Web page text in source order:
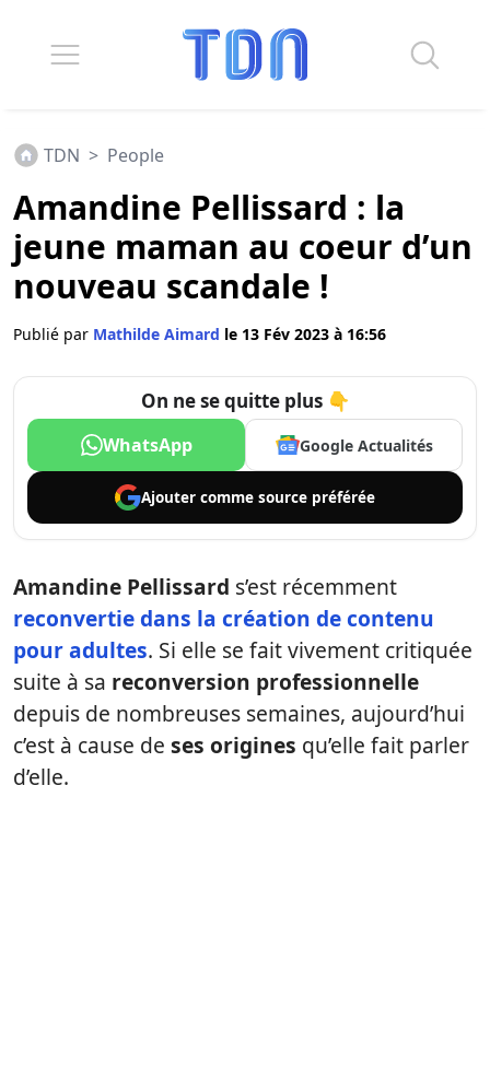
TDN > People
Amandine Pellissard : la
jeune maman au coeur d’un
nouveau scandale !
Publié par Mathilde Aimard le 13 Fév 2023 à 16:56
On ne se quitte plus 👇
WhatsApp Google Actualités
Ajouter comme source préférée
Amandine Pellissard s’est récemment
reconvertie dans la création de contenu
pour adultes. Si elle se fait vivement critiquée
suite à sa reconversion professionnelle
depuis de nombreuses semaines, aujourd’hui
c’est à cause de ses origines qu’elle fait parler
d’elle.